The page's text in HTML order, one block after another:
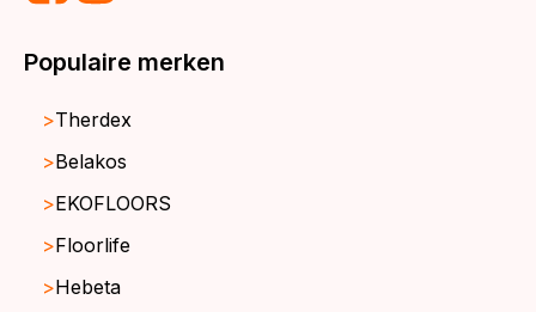
Populaire merken
Therdex
Belakos
EKOFLOORS
Floorlife
Hebeta